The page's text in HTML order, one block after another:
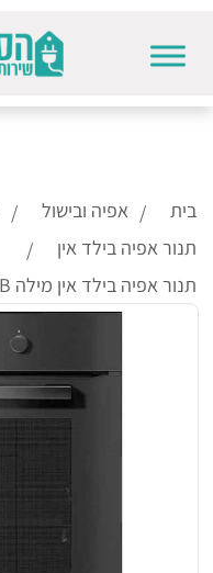
בית אפיה ובישול
תנור אפיה בילד אין
תנור אפיה בילד אין מילה H2860BPB שחור